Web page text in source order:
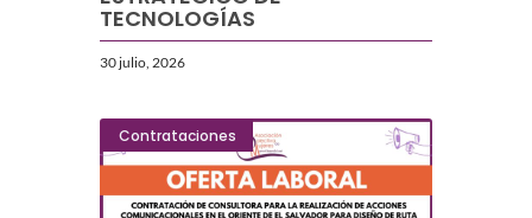
TECNOLOGÍAS
30 julio, 2026
Contrataciones